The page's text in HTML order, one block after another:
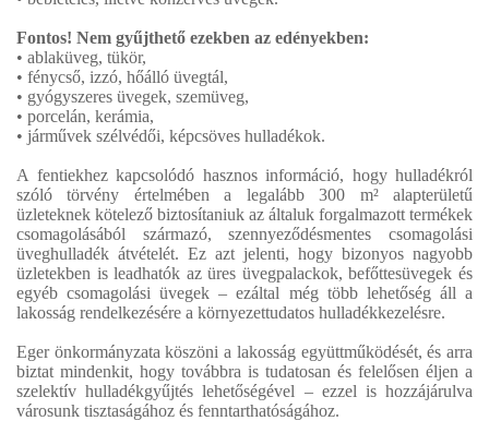
Fontos! Nem gyűjthető ezekben az edényekben:
• ablaküveg, tükör,
• fénycső, izzó, hőálló üvegtál,
• gyógyszeres üvegek, szemüveg,
• porcelán, kerámia,
• járművek szélvédői, képcsöves hulladékok.
A fentiekhez kapcsolódó hasznos információ, hogy hulladékról
szóló törvény értelmében a legalább 300 m² alapterületű
üzleteknek kötelező biztosítaniuk az általuk forgalmazott termékek
csomagolásából származó, szennyeződésmentes csomagolási
üveghulladék átvételét. Ez azt jelenti, hogy bizonyos nagyobb
üzletekben is leadhatók az üres üvegpalackok, befőttesüvegek és
egyéb csomagolási üvegek – ezáltal még több lehetőség áll a
lakosság rendelkezésére a környezettudatos hulladékkezelésre.
Eger önkormányzata köszöni a lakosság együttműködését, és arra
biztat mindenkit, hogy továbbra is tudatosan és felelősen éljen a
szelektív hulladékgyűjtés lehetőségével – ezzel is hozzájárulva
városunk tisztaságához és fenntarthatóságához.